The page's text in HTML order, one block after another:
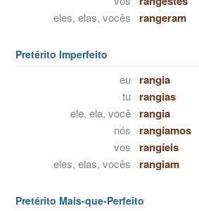
eles, elas, vocês rangeram
Pretérito Imperfeito
eu rangia
tu rangias
ele, ela, você rangia
nós rangíamos
vos rangíeis
eles, elas, vocês rangiam
Pretérito Mais-que-Perfeito